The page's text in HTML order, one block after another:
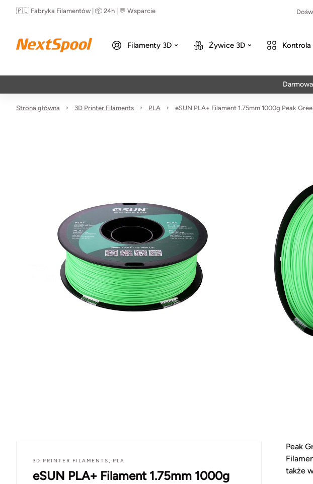
🇵🇱 Fabryka Filamentów | 📦 24h | 💬 Wsparcie
Filamenty 3D Żywice 3D
Darmowa
Strona główna 3D Printer Filaments PLA eSUN PLA+ Filament 1.75mm 1000g Peak
3D PRINTER FILAMENTS, PLA
eSUN PLA+ Filament 1.75mm 1000g
Peak
także